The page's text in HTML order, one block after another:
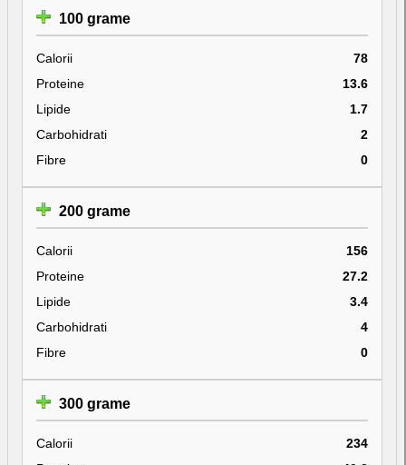
100 grame
Calorii
78
Proteine
13.6
Lipide
1.7
Carbohidrati
2
Fibre
0
200 grame
Calorii
156
Proteine
27.2
Lipide
3.4
Carbohidrati
4
Fibre
0
300 grame
Calorii
234